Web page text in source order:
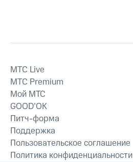
MTС Live
MTС Premium
Мой МТС
GOOD’OK
Питч-форма
Поддержка
Пользовательское соглашение
Политика конфиденциальности